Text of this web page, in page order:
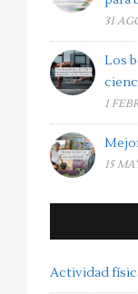
31
Los
1
15
Actividad